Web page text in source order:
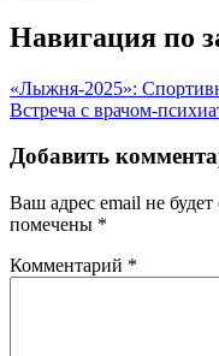
Навигация по
«Лыжня-2025»:
Встреча с врачом-
Добавить
Ваш адрес email не
помечены *
Комментарий *